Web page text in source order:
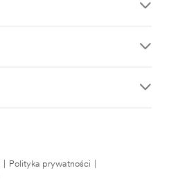
Polityka prywatności